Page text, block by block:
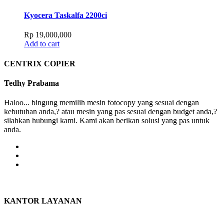
Kyocera Taskalfa 2200ci
Rp 19,000,000
Add to cart
CENTRIX COPIER
Tedhy Prabama
Haloo... bingung memilih mesin fotocopy yang sesuai dengan
kebutuhan anda,? atau mesin yang pas sesuai dengan budget anda,?
silahkan hubungi kami. Kami akan berikan solusi yang pas untuk
anda.
KANTOR LAYANAN